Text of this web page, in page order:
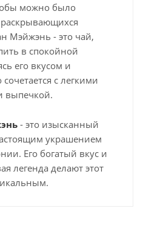
можно было
раскрывающихся
Мэйжэнь - это чай,
в спокойной
его вкусом и
с легкими
выпечкой.
- это изысканный
украшением
Его богатый вкус и
легенда делают этот